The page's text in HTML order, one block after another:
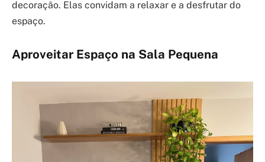
decoração. Elas convidam a relaxar e a desfrutar do
espaço.
Aproveitar Espaço na Sala Pequena